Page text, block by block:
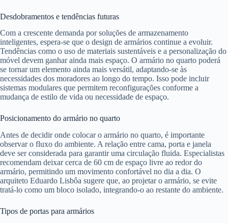
Desdobramentos e tendências futuras
Com a crescente demanda por soluções de armazenamento
inteligentes, espera-se que o design de armários continue a evoluir.
Tendências como o uso de materiais sustentáveis e a personalização do
móvel devem ganhar ainda mais espaço. O armário no quarto poderá
se tornar um elemento ainda mais versátil, adaptando-se às
necessidades dos moradores ao longo do tempo. Isso pode incluir
sistemas modulares que permitem reconfigurações conforme a
mudança de estilo de vida ou necessidade de espaço.
Posicionamento do armário no quarto
Antes de decidir onde colocar o armário no quarto, é importante
observar o fluxo do ambiente. A relação entre cama, porta e janela
deve ser considerada para garantir uma circulação fluida. Especialistas
recomendam deixar cerca de 60 cm de espaço livre ao redor do
armário, permitindo um movimento confortável no dia a dia. O
arquiteto Eduardo Lisbôa sugere que, ao projetar o armário, se evite
tratá-lo como um bloco isolado, integrando-o ao restante do ambiente.
Tipos de portas para armários